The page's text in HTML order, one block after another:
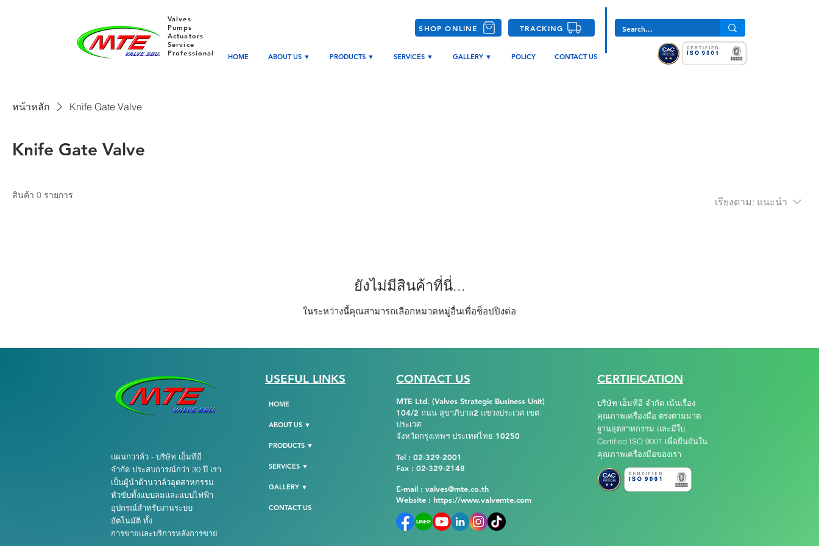
Valves
Pumps
Actuators
Service
Professional
HOME ABOUT US ▼ PRODUCTS ▼ SERVICES ▼ GALLERY ▼ POLICY CONTACT US
SHOP ONLINE TRACKING
หน้าหลัก Knife Gate Valve
Knife Gate Valve
สินค้า 0 รายการ
เรียงตาม: แนะนำ
ยังไม่มีสินค้าที่นี่...
ในระหว่างนี้คุณสามารถเลือกหมวดหมู่อื่นเพื่อช็อปปิงต่อ
แผนกวาล์ว - บริษัท เอ็มทีอี
จำกัด ประสบการณ์กว่า 30 ปี เรา
เป็นผู้นำด้านวาล์วอุตสาหกรรม
หัวขับทั้งแบบลมและแบบไฟฟ้า
อุปกรณ์สำหรับงานระบบ
อัตโนมัติ ทั้ง
การขายและบริการหลังการขาย
USEFUL LINKS
HOME
ABOUT US ▼
PRODUCTS ▼
SERVICES ▼
GALLERY ▼
CONTACT US
CONTACT US
MTE Ltd. (Valves Strategic Business Unit)
104/2 ถนน สุขาภิบาล2 แขวงประเวศ เขต
ประเวศ
จังหวัดกรุงเทพฯ ประเทศไทย 10250
Tel : 02-329-2001
Fax : 02-329-2148
E-mail : valves@mte.co.th
Website : https://www.valvemte.com
CERTIFICATION
บริษัท เอ็มทีอี จำกัด เน้นเรื่อง
คุณภาพเครื่องมือ ตรงตามมาต
ฐานอุตสาหกรรม และมีใบ
Certified ISO 9001 เพื่อยืนยันใน
คุณภาพเครื่องมือของเรา